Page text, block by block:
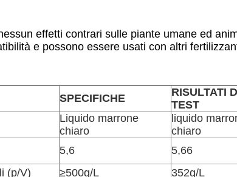
effetti contrari sulle piante umane ed
e possono essere usati con altri
SPECIFICHE
RISULTATI
TEST
Liquido marrone
chiaro
liquido
chiaro
5,6
5,66
(p/V)
≥500g/L
352g/L